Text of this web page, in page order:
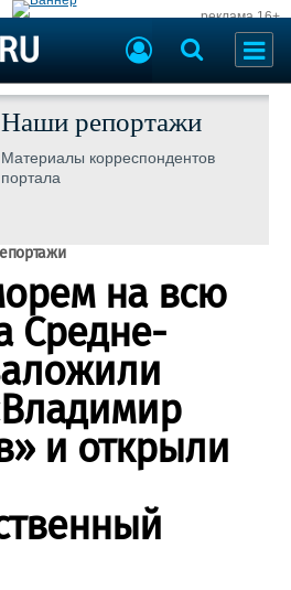
реклама 16+
площадка
Доска объявлений
флота
Изделия
Наши репортажи
Материалы корреспондентов
портала
на всю
Средне-
и открыли